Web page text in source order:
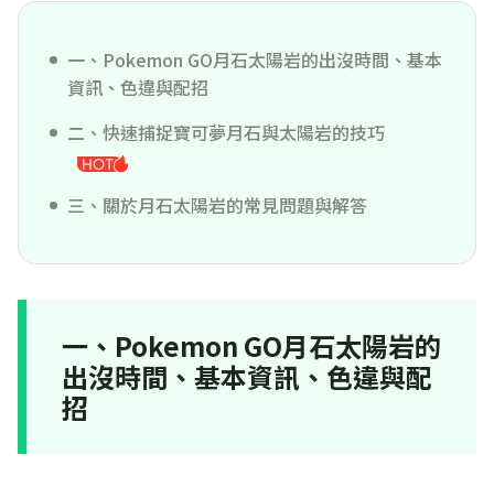
一、Pokemon GO月石太陽岩的出沒時間、基本
資訊、色違與配招
二、快速捕捉寶可夢月石與太陽岩的技巧
三、關於月石太陽岩的常見問題與解答
一、Pokemon GO月石太陽岩的
出沒時間、基本資訊、色違與配
招